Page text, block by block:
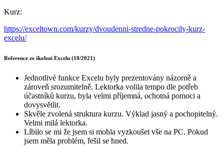
Kurz:
https://exceltown.com/kurzy/dvoudenni-stredne-pokrocily-kurz-
excelu/
Reference ze školení Excelu (10/2021)
Jednotlivé funkce Excelu byly prezentovány názorně a
zároveň srozumitelně. Lektorka volila tempo dle potřeb
účastníků kurzu, byla velmi příjemná, ochotná pomoci a
dovysvětlit.
Skvěle zvolená struktura kurzu. Výklad jasný a pochopitelný.
Velmi milá lektorka.
Líbilo se mi že jsem si mohla vyzkoušet vše na PC. Pokud
jsem měla problém, řešil se hned.